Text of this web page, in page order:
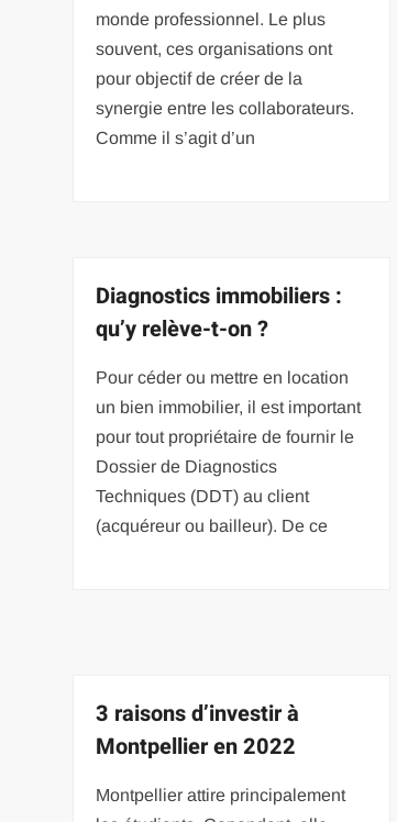
monde professionnel. Le plus
souvent, ces organisations ont
pour objectif de créer de la
synergie entre les collaborateurs.
Comme il s’agit d’un
Diagnostics immobiliers :
qu’y relève-t-on ?
Pour céder ou mettre en location
un bien immobilier, il est important
pour tout propriétaire de fournir le
Dossier de Diagnostics
Techniques (DDT) au client
(acquéreur ou bailleur). De ce
3 raisons d’investir à
Montpellier en 2022
Montpellier attire principalement